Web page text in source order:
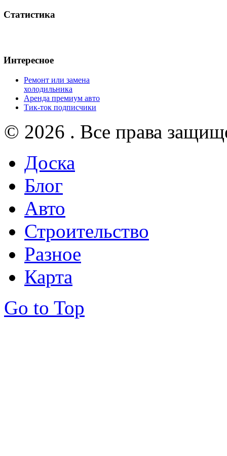
Статистика
Интересное
Ремонт или замена
холодильника
Аренда премиум авто
Тик-ток подписчики
© 2026 . Все права
Доска
Блог
Авто
Строительство
Разное
Карта
Go to Top